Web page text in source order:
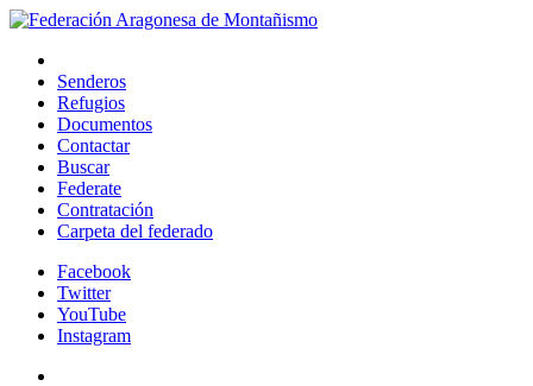
Senderos
Refugios
Documentos
Contactar
Buscar
Federate
Contratación
Carpeta del federado
Facebook
Twitter
YouTube
Instagram